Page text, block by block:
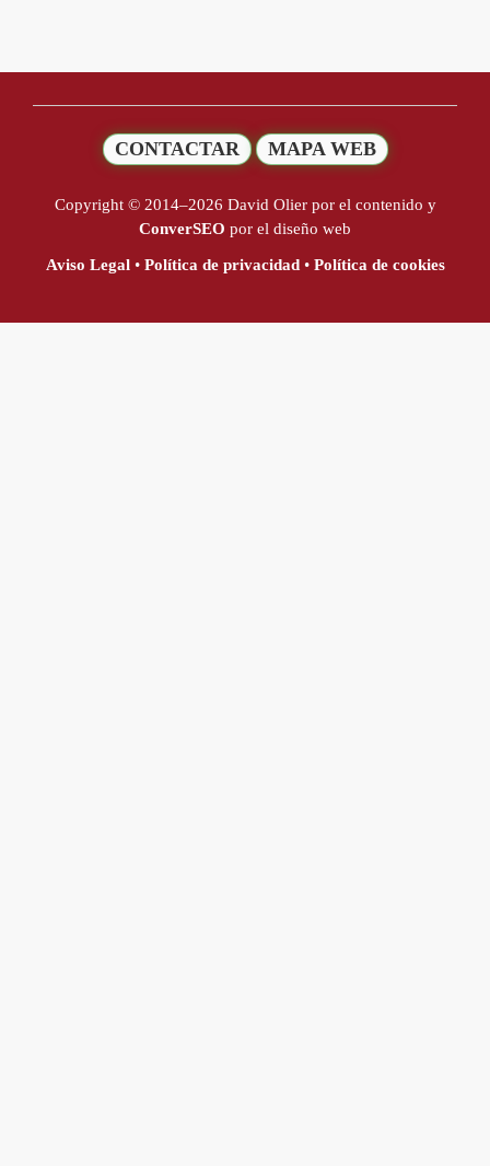
Copyright © 2014–2026 David Olier por el contenido y
ConverSEO por el diseño web
Aviso Legal• Política de privacidad• Política de cookies
CONTACTAR MAPA WEB